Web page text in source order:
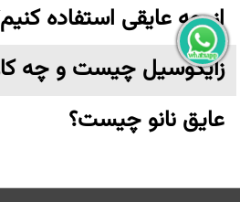
از چه عایقی استفاده
زایکوسیل چیست و چه
عایق نانو چیست؟